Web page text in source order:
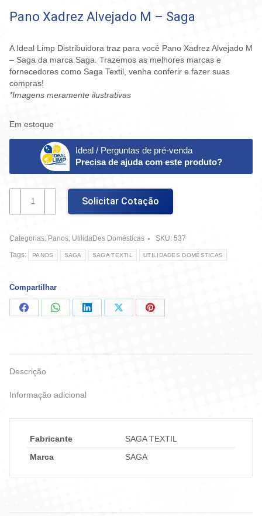
Pano Xadrez Alvejado M – Saga
A Ideal Limp Distribuidora traz para você Pano Xadrez Alvejado M
– Saga da marca Saga. Trazemos as melhores marcas e
fornecedores como Saga Textil, venha conferir e fazer suas
compras!
*Imagens meramente ilustrativas
Em estoque
Ideal / Perguntas de pré-venda
Precisa de ajuda com este produto?
Xadrez
Alvejado
-
Saga
Solicitar Cotação
Categorias: Panos, UtilidaDes Domésticas SKU: 537
Tags:
PANOS SAGA SAGA TEXTIL UTILIDADES DOMÉSTICAS
Compartilhar
CompartilharCompartilharCompartilharCompartilharCompartilhar
Descrição
Informação adicional
Fabricante
SAGA TEXTIL
Marca
SAGA